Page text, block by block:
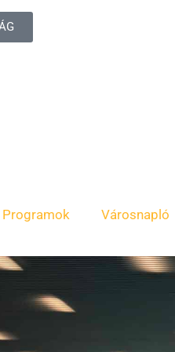
Programok Városnapló